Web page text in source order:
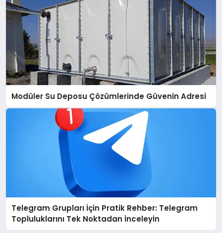
Modüler Su Deposu Çözümlerinde Güvenin Adresi
Telegram Grupları İçin Pratik Rehber: Telegram
Topluluklarını Tek Noktadan İnceleyin